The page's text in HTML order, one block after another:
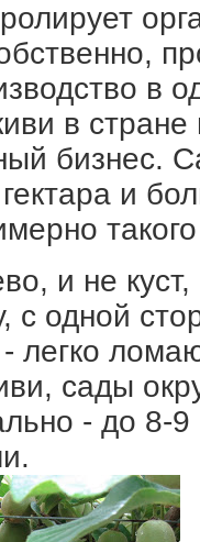
в
в
бизнес.
и
и не куст,
с одной
- легко
сады
- до 8-